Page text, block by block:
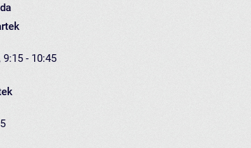
- 10:45